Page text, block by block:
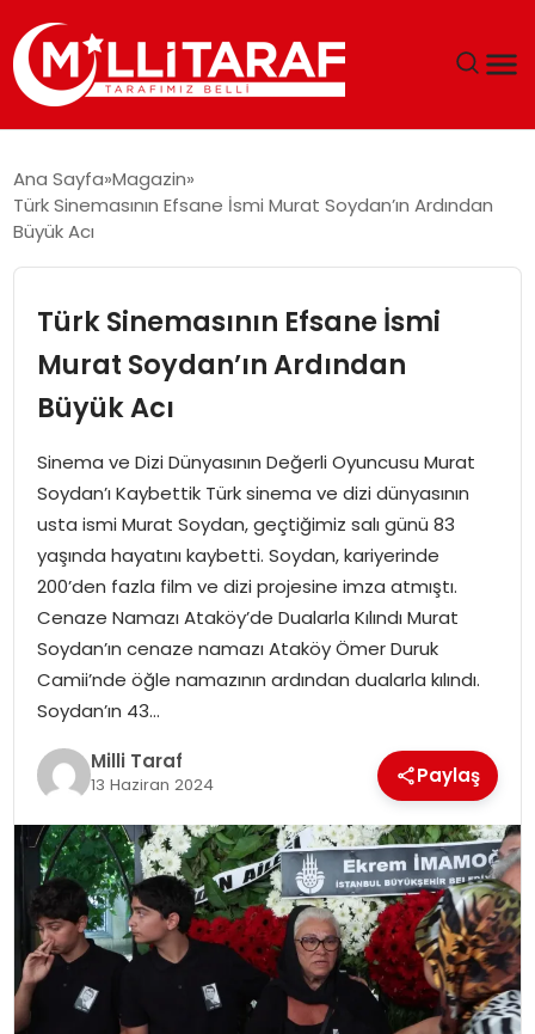
ÖZEL SAYFALAR
SPOR
SIYASET
MAGAZIN
Ana Sayfa Magazin
Türk Sinemasının Efsane İsmi Murat Soydan’ın Ardından
Büyük Acı
Türk Sinemasının Efsane İsmi
Murat Soydan’ın Ardından
Büyük Acı
Sinema ve Dizi Dünyasının Değerli Oyuncusu Murat
Soydan’ı Kaybettik Türk sinema ve dizi dünyasının
usta ismi Murat Soydan, geçtiğimiz salı günü 83
yaşında hayatını kaybetti. Soydan, kariyerinde
200’den fazla film ve dizi projesine imza atmıştı.
Cenaze Namazı Ataköy’de Dualarla Kılındı Murat
Soydan’ın cenaze namazı Ataköy Ömer Duruk
Camii’nde öğle namazının ardından dualarla kılındı.
Soydan’ın 43…
Milli Taraf
13 Haziran 2024 Paylaş